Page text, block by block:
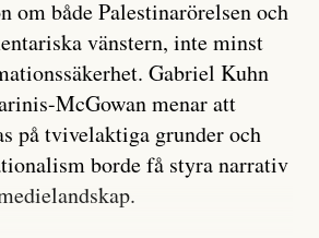
om både Palestinarörelsen och
vänstern, inte minst
Gabriel Kuhn
McGowan menar att
på tvivelaktiga grunder och
borde få styra narrativ